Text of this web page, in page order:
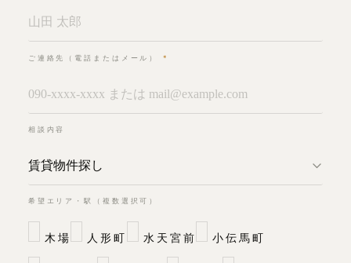
ご連絡先（電話またはメール）*
相談内容
希望エリア・駅（複数選択可）
木場 人形町 水天宮前 小伝馬町